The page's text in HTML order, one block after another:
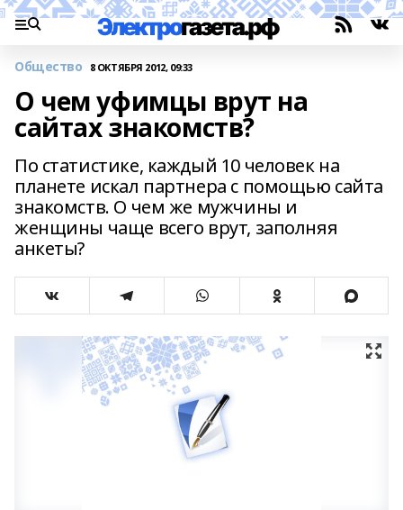
Общество 8 ОКТЯБРЯ 2012, 09:33
О чем уфимцы врут на
сайтах знакомств?
По статистике, каждый 10 человек на
планете искал партнера с помощью сайта
знакомств. О чем же мужчины и
женщины чаще всего врут, заполняя
анкеты?